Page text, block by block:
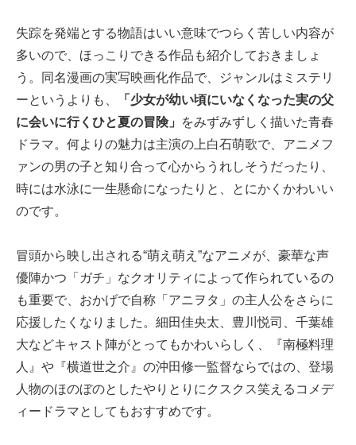
失踪を発端とする物語はいい意味でつらく苦しい内容が
多いので、ほっこりできる作品も紹介しておきましょ
う。同名漫画の実写映画化作品で、ジャンルはミステリ
ーというよりも、
「少女が幼い頃にいなくなった実の父
に会いに行くひと夏の冒険」
をみずみずしく描いた青春
ドラマ。何よりの魅力は主演の上白石萌歌で、アニメフ
ァンの男の子と知り合って心からうれしそうだったり、
時には水泳に一生懸命になったりと、とにかくかわいい
のです。
冒頭から映し出される“萌え萌え”なアニメが、豪華な声
優陣かつ「ガチ」なクオリティによって作られているの
も重要で、おかげで自称「アニヲタ」の主人公をさらに
応援したくなりました。細田佳央太、豊川悦司、千葉雄
大などキャスト陣がとってもかわいらしく、『南極料理
人』や『横道世之介』の沖田修一監督ならではの、登場
人物のほのぼのとしたやりとりにクスクス笑えるコメデ
ィードラマとしてもおすすめです。